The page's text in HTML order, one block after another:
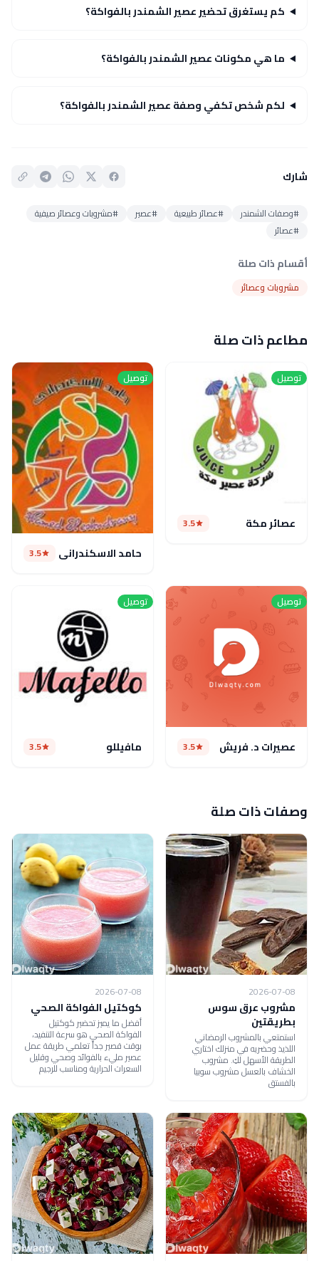
كم يستغرق تحضير عصير الشمندر بالفواكة؟
ما هي مكونات عصير الشمندر بالفواكة؟
لكم شخص تكفي وصفة عصير الشمندر بالفواكة؟
شارك
#وصفات الشمندر #عصائر طبيعية #عصير
#مشروبات وعصائر صيفية
#عصائر
أقسام ذات صلة
مشروبات وعصائر
مطاعم ذات صلة
توصيل
عصائر مكة 3.5
توصيل
حامد الاسكندراني 3.5
توصيل
عصيرات د. فريش 3.5
توصيل
مافيللو 3.5
وصفات ذات صلة
2026-07-08
مشروب عرق سوس
بطريقتين
استمتعي بالمشروب الرمضاني
اللذيذ وحضريه في منزلك اختاري
الطريقة الأسهل لكِ. مشروب
الخشاف بالعسل مشروب سوبيا
بالفستق
2026-07-08
كوكتيل الفواكة الصحي
أفضل ما يميز تحضير كوكتيل
الفواكة الصحي هو سرعة التنفيد،
بوقت قصير جداً تعلمي طريقة عمل
عصير مليء بالفوائد وصحي وقليل
السعرات الحرارية ومناسب للرجيم